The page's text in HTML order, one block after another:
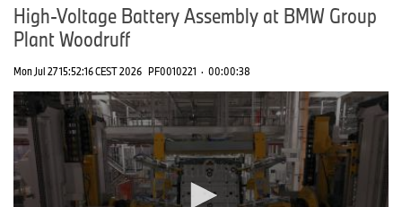
High-Voltage Battery Assembly at BMW Group
Plant Woodruff
Mon Jul 27 15:52:16 CEST 2026 PF0010221 · 00:00:38